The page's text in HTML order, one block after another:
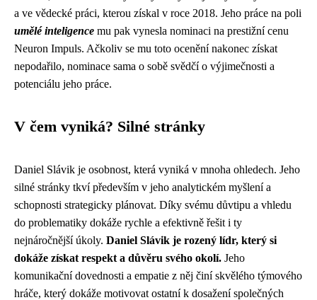
a ve vědecké práci, kterou získal v roce 2018. Jeho práce na poli
umělé inteligence mu pak vynesla nominaci na prestižní cenu
Neuron Impuls. Ačkoliv se mu toto ocenění nakonec získat
nepodařilo, nominace sama o sobě svědčí o výjimečnosti a
potenciálu jeho práce.
V čem vyniká? Silné stránky
Daniel Slávik je osobnost, která vyniká v mnoha ohledech. Jeho
silné stránky tkví především v jeho analytickém myšlení a
schopnosti strategicky plánovat. Díky svému důvtipu a vhledu
do problematiky dokáže rychle a efektivně řešit i ty
nejnáročnější úkoly. Daniel Slávik je rozený lídr, který si
dokáže získat respekt a důvěru svého okolí. Jeho
komunikační dovednosti a empatie z něj činí skvělého týmového
hráče, který dokáže motivovat ostatní k dosažení společných